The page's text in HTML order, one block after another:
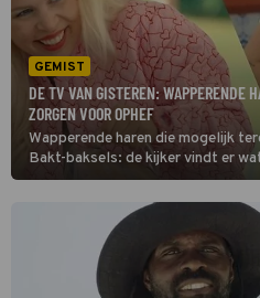
GEMIST
DE TV VAN GISTEREN: WAPPERENDE
ZORGEN VOOR OPHEF
Wapperende haren die mogelijk
Bakt-baksels: de kijker vindt er
voor Amijé en Kevin uit Expeditie